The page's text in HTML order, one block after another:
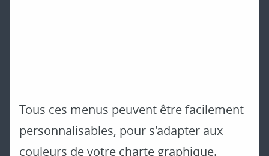
Tous ces menus peuvent être facilement
personnalisables, pour s'adapter aux
couleurs de votre charte graphique.